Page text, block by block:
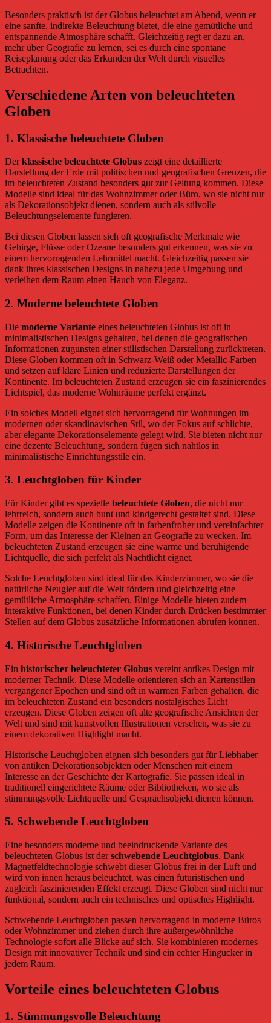
Besonders praktisch ist der Globus beleuchtet am Abend, wenn er
eine sanfte, indirekte Beleuchtung bietet, die eine gemütliche und
entspannende Atmosphäre schafft. Gleichzeitig regt er dazu an,
mehr über Geografie zu lernen, sei es durch eine spontane
Reiseplanung oder das Erkunden der Welt durch visuelles
Betrachten.
Verschiedene Arten von beleuchteten
Globen
1. Klassische beleuchtete Globen
Derklassische beleuchtete Globus zeigt eine detaillierte
Darstellung der Erde mit politischen und geografischen Grenzen, die
im beleuchteten Zustand besonders gut zur Geltung kommen. Diese
Modelle sind ideal für das Wohnzimmer oder Büro, wo sie nicht nur
als Dekorationsobjekt dienen, sondern auch als stilvolle
Beleuchtungselemente fungieren.
Bei diesen Globen lassen sich oft geografische Merkmale wie
Gebirge, Flüsse oder Ozeane besonders gut erkennen, was sie zu
einem hervorragenden Lehrmittel macht. Gleichzeitig passen sie
dank ihres klassischen Designs in nahezu jede Umgebung und
verleihen dem Raum einen Hauch von Eleganz.
2. Moderne beleuchtete Globen
Die moderne Variante eines beleuchteten Globus ist oft in
minimalistischen Designs gehalten, bei denen die geografischen
Informationen zugunsten einer stilistischen Darstellung zurücktreten.
Diese Globen kommen oft in Schwarz-Weiß oder Metallic-Farben
und setzen auf klare Linien und reduzierte Darstellungen der
Kontinente. Im beleuchteten Zustand erzeugen sie ein faszinierendes
Lichtspiel, das moderne Wohnräume perfekt ergänzt.
Ein solches Modell eignet sich hervorragend für Wohnungen im
modernen oder skandinavischen Stil, wo der Fokus auf schlichte,
aber elegante Dekorationselemente gelegt wird. Sie bieten nicht nur
eine dezente Beleuchtung, sondern fügen sich nahtlos in
minimalistische Einrichtungsstile ein.
3. Leuchtgloben für Kinder
Für Kinder gibt es spezielle beleuchtete Globen, die nicht nur
lehrreich, sondern auch bunt und kindgerecht gestaltet sind. Diese
Modelle zeigen die Kontinente oft in farbenfroher und vereinfachter
Form, um das Interesse der Kleinen an Geografie zu wecken. Im
beleuchteten Zustand erzeugen sie eine warme und beruhigende
Lichtquelle, die sich perfekt als Nachtlicht eignet.
Solche Leuchtgloben sind ideal für das Kinderzimmer, wo sie die
natürliche Neugier auf die Welt fördern und gleichzeitig eine
gemütliche Atmosphäre schaffen. Einige Modelle bieten zudem
interaktive Funktionen, bei denen Kinder durch Drücken bestimmter
Stellen auf dem Globus zusätzliche Informationen abrufen können.
4. Historische Leuchtgloben
Ein historischer beleuchteter Globus vereint antikes Design mit
moderner Technik. Diese Modelle orientieren sich an Kartenstilen
vergangener Epochen und sind oft in warmen Farben gehalten, die
im beleuchteten Zustand ein besonders nostalgisches Licht
erzeugen. Diese Globen zeigen oft alte geografische Ansichten der
Welt und sind mit kunstvollen Illustrationen versehen, was sie zu
einem dekorativen Highlight macht.
Historische Leuchtgloben eignen sich besonders gut für Liebhaber
von antiken Dekorationsobjekten oder Menschen mit einem
Interesse an der Geschichte der Kartografie. Sie passen ideal in
traditionell eingerichtete Räume oder Bibliotheken, wo sie als
stimmungsvolle Lichtquelle und Gesprächsobjekt dienen können.
5. Schwebende Leuchtgloben
Eine besonders moderne und beeindruckende Variante des
beleuchteten Globus ist derschwebende Leuchtglobus. Dank
Magnetfeldtechnologie schwebt dieser Globus frei in der Luft und
wird von innen heraus beleuchtet, was einen futuristischen und
zugleich faszinierenden Effekt erzeugt. Diese Globen sind nicht nur
funktional, sondern auch ein technisches und optisches Highlight.
Schwebende Leuchtgloben passen hervorragend in moderne Büros
oder Wohnzimmer und ziehen durch ihre außergewöhnliche
Technologie sofort alle Blicke auf sich. Sie kombinieren modernes
Design mit innovativer Technik und sind ein echter Hingucker in
jedem Raum.
Vorteile eines beleuchteten Globus
1. Stimmungsvolle Beleuchtung